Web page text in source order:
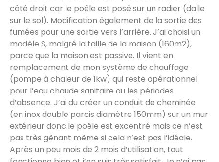
côté droit car le poêle est posé sur un radier (dalle
sur le sol). Modification également de la sortie des
fumées pour une sortie vers l’arrière. J’ai choisi un
modèle S, malgré la taille de la maison (160m2),
parce que la maison est passive. Il vient en
remplacement de mon système de chauffage
(pompe à chaleur de 1kw) qui reste opérationnel
pour l’eau chaude sanitaire ou les périodes
d’absence. J’ai du créer un conduit de cheminée
(en inox double parois diamètre 150mm) sur un mur
extérieur donc le poêle est excentré mais ce n’est
pas très gênant même si cela n’est pas l’idéale.
Après un peu mois de 2 mois d’utilisation, tout